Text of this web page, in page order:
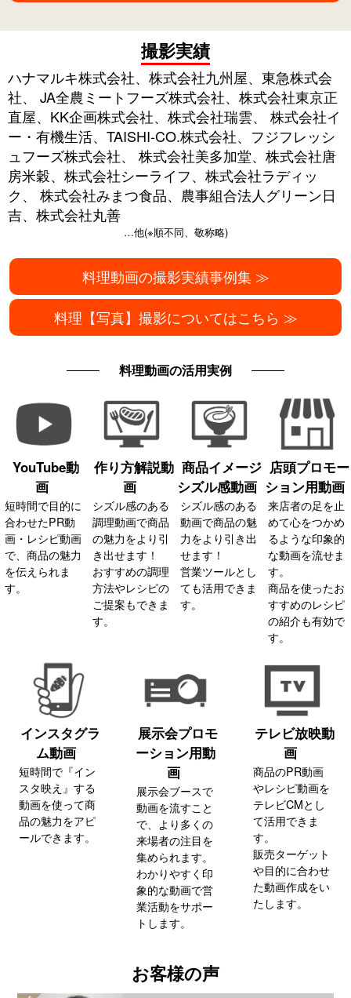
撮影実績
ハナマルキ株式会社、株式会社九州屋、東急株式会
社、
JA全農ミートフーズ株式会社、株式会社東京正
直屋、KK企画株式会社、株式会社瑞雲、
株式会社イ
ー・有機生活、TAISHI-CO.株式会社、フジフレッシ
ュフーズ株式会社、
株式会社美多加堂、株式会社唐
房米穀、株式会社シーライフ、株式会社ラディッ
ク、
株式会社みまつ食品、農事組合法人グリーン日
吉、株式会社丸善
…他(※順不同、敬称略)
料理動画の撮影実績事例集 ≫
料理【写真】撮影についてはこちら ≫
料理動画の活用実例
YouTube動
画
短時間で目的に
合わせたPR動
画・レシピ動画
で、商品の魅力
を伝えられま
す。
作り方解説動
画
シズル感のある
調理動画で商品
の魅力をより引
き出せます！
おすすめの調理
方法やレシピの
ご提案もできま
す。
商品イメージ
シズル感動画
シズル感のある
動画で商品の魅
力をより引き出
せます！
営業ツールとし
ても活用できま
す。
店頭プロモー
ション用動画
来店者の足を止
めて心をつかめ
るような印象的
な動画を流せま
す。
商品を使ったお
すすめのレシピ
の紹介も有効で
す。
インスタグラ
ム動画
短時間で『イン
スタ映え』する
動画を使って商
品の魅力をアピ
ールできます。
展示会プロモ
ーション用動
画
展示会ブースで
動画を流すこと
で、より多くの
来場者の注目を
集められます。
わかりやすく印
象的な動画で営
業活動をサポー
トします。
テレビ放映動
画
商品のPR動画
やレシピ動画を
テレビCMとし
て活用できま
す。
販売ターゲット
や目的に合わせ
た動画作成をい
たします。
お客様の声